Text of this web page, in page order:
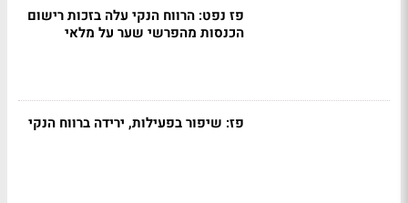
פז נפט: הרווח הנקי עלה בזכות רישום
הכנסות מהפרשי שער על מלאי
פז: שיפור בפעילות, ירידה ברווח הנקי